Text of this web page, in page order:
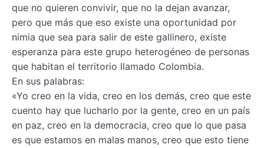
que no quieren convivir, que no la dejan avanzar,
pero que más que eso existe una oportunidad por
nimia que sea para salir de este gallinero, existe
esperanza para este grupo heterogéneo de personas
que habitan el territorio llamado Colombia.
En sus palabras:
«Yo creo en la vida, creo en los demás, creo que este
cuento hay que lucharlo por la gente, creo en un país
en paz, creo en la democracia, creo que lo que pasa
es que estamos en malas manos, creo que esto tiene